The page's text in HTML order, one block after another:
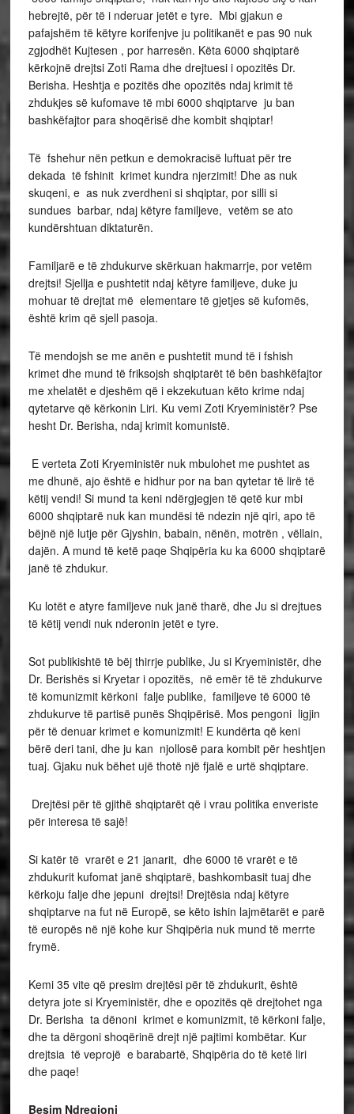
hebrejtë, për të i nderuar jetët e tyre. Mbi gjakun e
pafajshëm të këtyre korifenjve ju politikanët e pas 90 nuk
zgjodhët Kujtesen , por harresën. Këta 6000 shqiptarë
kërkojnë drejtsi Zoti Rama dhe drejtuesi i opozitës Dr.
Berisha. Heshtja e pozitës dhe opozitës ndaj krimit të
zhdukjes së kufomave të mbi 6000 shqiptarve ju ban
bashkëfajtor para shoqërisë dhe kombit shqiptar!
Të fshehur nën petkun e demokracisë luftuat për tre
dekada të fshinit krimet kundra njerzimit! Dhe as nuk
skuqeni, e as nuk zverdheni si shqiptar, por silli si
sundues barbar, ndaj këtyre familjeve, vetëm se ato
kundërshtuan diktaturën.
Familjarë e të zhdukurve skërkuan hakmarrje, por vetëm
drejtsi! Sjellja e pushtetit ndaj këtyre familjeve, duke ju
mohuar të drejtat më elementare të gjetjes së kufomës,
është krim që sjell pasoja.
Të mendojsh se me anën e pushtetit mund të i fshish
krimet dhe mund të friksojsh shqiptarët të bën bashkëfajtor
me xhelatët e djeshëm që i ekzekutuan këto krime ndaj
qytetarve që kërkonin Liri. Ku vemi Zoti Kryeministër? Pse
hesht Dr. Berisha, ndaj krimit komunistë.
E verteta Zoti Kryeministër nuk mbulohet me pushtet as
me dhunë, ajo është e hidhur por na ban qytetar të lirë të
këtij vendi! Si mund ta keni ndërgjegjen të qetë kur mbi
6000 shqiptarë nuk kan mundësi të ndezin një qiri, apo të
bëjnë një lutje për Gjyshin, babain, nënën, motrën , vëllain,
dajën. A mund të ketë paqe Shqipëria ku ka 6000 shqiptarë
janë të zhdukur.
Ku lotët e atyre familjeve nuk janë tharë, dhe Ju si drejtues
të këtij vendi nuk nderonin jetët e tyre.
Sot publikishtë të bëj thirrje publike, Ju si Kryeministër, dhe
Dr. Berishës si Kryetar i opozitës, në emër të të zhdukurve
të komunizmit kërkoni falje publike, familjeve të 6000 të
zhdukurve të partisë punës Shqipërisë. Mos pengoni ligjin
për të denuar krimet e komunizmit! E kundërta që keni
bërë deri tani, dhe ju kan njollosë para kombit për heshtjen
tuaj. Gjaku nuk bëhet ujë thotë një fjalë e urtë shqiptare.
Drejtësi për të gjithë shqiptarët që i vrau politika enveriste
për interesa të sajë!
Si katër të vrarët e 21 janarit, dhe 6000 të vrarët e të
zhdukurit kufomat janë shqiptarë, bashkombasit tuaj dhe
kërkoju falje dhe jepuni drejtsi! Drejtësia ndaj këtyre
shqiptarve na fut në Europë, se këto ishin lajmëtarët e parë
të europës në një kohe kur Shqipëria nuk mund të merrte
frymë.
Kemi 35 vite që presim drejtësi për të zhdukurit, është
detyra jote si Kryeministër, dhe e opozitës që drejtohet nga
Dr. Berisha ta dënoni krimet e komunizmit, të kërkoni falje,
dhe ta dërgoni shoqërinë drejt një pajtimi kombëtar. Kur
drejtsia të veprojë e barabartë, Shqipëria do të ketë liri
dhe paqe!
Besim Ndregjoni